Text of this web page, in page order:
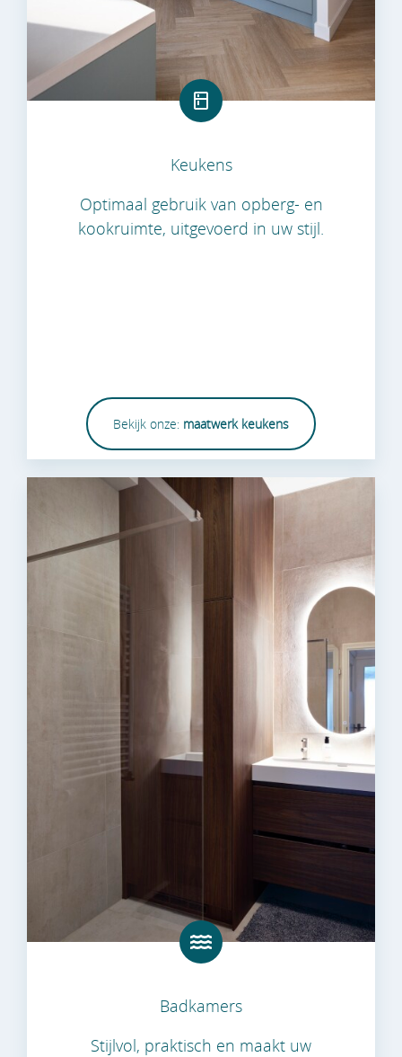
Keukens
Optimaal gebruik van opberg- en
kookruimte, uitgevoerd in uw stijl.
Bekijk onze: maatwerk keukens
Badkamers
Stijlvol, praktisch en maakt uw